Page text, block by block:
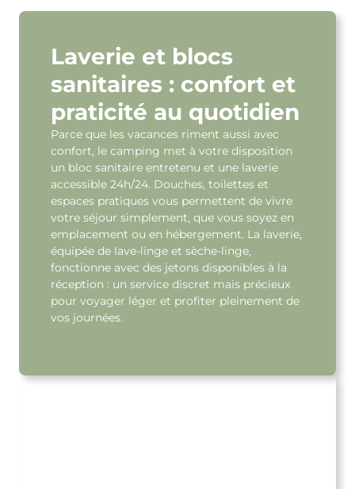
Laverie et blocs
sanitaires : confort et
praticité au quotidien
Parce que les vacances riment aussi avec
confort, le camping met à votre disposition
un bloc sanitaire entretenu et une laverie
accessible 24h/24. Douches, toilettes et
espaces pratiques vous permettent de vivre
votre séjour simplement, que vous soyez en
emplacement ou en hébergement. La laverie,
équipée de lave-linge et sèche-linge,
fonctionne avec des jetons disponibles à la
réception : un service discret mais précieux
pour voyager léger et profiter pleinement de
vos journées.